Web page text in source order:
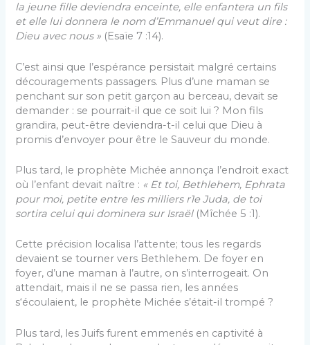
la jeune fille deviendra enceinte, elle enfantera un fils
et elle lui donnera le nom d’Emmanuel qui veut dire :
Dieu avec nous » (Esaïe 7 :14).
C’est ainsi que l’espérance persistait malgré certains
découragements passagers. Plus d’une maman se
penchant sur son petit garçon au berceau, devait se
demander : se pourrait-il que ce soit lui ? Mon fils
grandira, peut-être deviendra-t-il celui que Dieu à
promis d’envoyer pour être le Sauveur du monde.
Plus tard, le prophète Michée annonça l’endroit exact
où l’enfant devait naître : « Et toi, Bethlehem, Ephrata
pour moi, petite entre les milliers r1e Juda, de toi
sortira celui qui dominera sur Israël(Mîchée 5 :1).
Cette précision localisa l’attente; tous les regards
devaient se tourner vers Bethlehem. De foyer en
foyer, d’une maman à l’autre, on s’interrogeait. On
attendait, mais il ne se passa rien, les années
s‘écoulaient, le prophète Michée s’était-il trompé ?
Plus tard, les Juifs furent emmenés en captivité à